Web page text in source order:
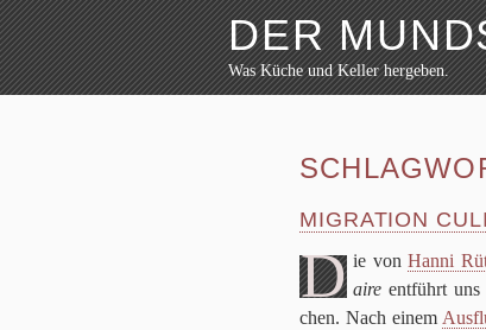
DER
Was Küche und Keller hergeben.
Weiter zum Inhalt
Festmahl
Keller
Lokalbesuch
Markttag
Hortikultur
Werkzeug
MIGRATION
D ie vonHanni
aire ent­führt
chen. Nach einem